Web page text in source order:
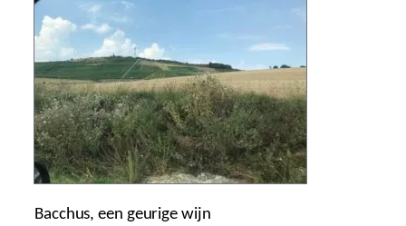
Bacchus, een geurige wijn